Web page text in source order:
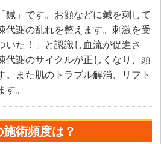
鍼」です。お顔などに鍼を刺して
代謝の乱れを整えます。刺激を受
いた！」と認識し血流が促進さ
代謝のサイクルが正しくなり、頭
。また肌のトラブル解消、リフト
。
術頻度は？